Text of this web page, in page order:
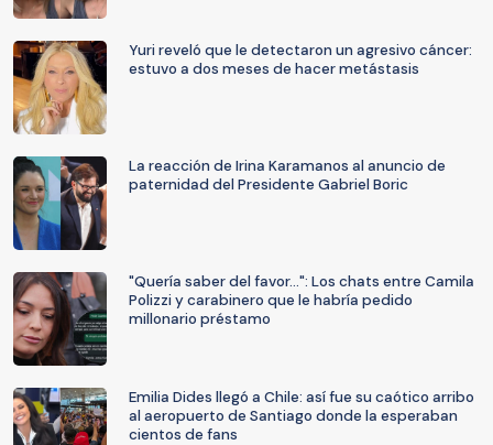
Yuri reveló que le detectaron un agresivo cáncer:
estuvo a dos meses de hacer metástasis
La reacción de Irina Karamanos al anuncio de
paternidad del Presidente Gabriel Boric
"Quería saber del favor...": Los chats entre Camila
Polizzi y carabinero que le habría pedido
millonario préstamo
Emilia Dides llegó a Chile: así fue su caótico arribo
al aeropuerto de Santiago donde la esperaban
cientos de fans